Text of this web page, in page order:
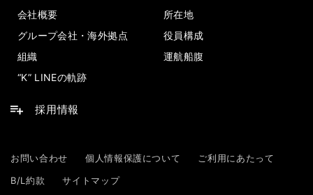
会社概要
所在地
グループ会社・海外拠点
役員構成
組織
運航船腹
“K” LINEの軌跡
採用情報
お問い合わせ 個人情報保護について
ご利用にあたって
B/L約款
サイトマップ